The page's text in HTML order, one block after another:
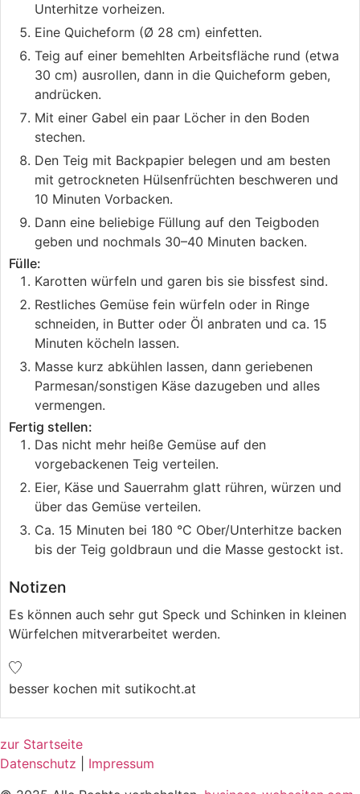
Unterhitze vorheizen.
Eine Quicheform (Ø 28 cm) einfetten.
Teig auf einer bemehlten Arbeitsfläche rund (etwa
30 cm) ausrollen, dann in die Quicheform geben,
andrücken.
Mit einer Gabel ein paar Löcher in den Boden
stechen.
Den Teig mit Backpapier belegen und am besten
mit getrockneten Hülsenfrüchten beschweren und
10 Minuten Vorbacken.
Dann eine beliebige Füllung auf den Teigboden
geben und nochmals 30–40 Minuten backen.
Fülle:
Karotten würfeln und garen bis sie bissfest sind.
Restliches Gemüse fein würfeln oder in Ringe
schneiden, in Butter oder Öl anbraten und ca. 15
Minuten köcheln lassen.
Masse kurz abkühlen lassen, dann geriebenen
Parmesan/sonstigen Käse dazugeben und alles
vermengen.
Fertig stellen:
Das nicht mehr heiße Gemüse auf den
vorgebackenen Teig verteilen.
Eier, Käse und Sauerrahm glatt rühren, würzen und
über das Gemüse verteilen.
Ca. 15 Minuten bei 180 °C Ober/Unterhitze backen
bis der Teig goldbraun und die Masse gestockt ist.
Notizen
Es können auch sehr gut Speck und Schinken in kleinen
Würfelchen mitverarbeitet werden.
besser kochen mit sutikocht.at
zur Startseite
Datenschutz
Impressum